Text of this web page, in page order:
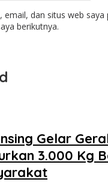
email, dan situs web saya
berikutnya.
Gelar
3.000 Kg